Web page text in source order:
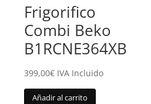
Frigorifico
Combi Beko
B1RCNE364XB
399,00€ IVA Incluido
Añadir al carrito